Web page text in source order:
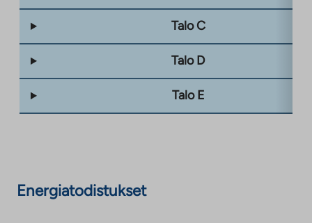
Talo C
Talo D
Talo E
Energiatodistukset